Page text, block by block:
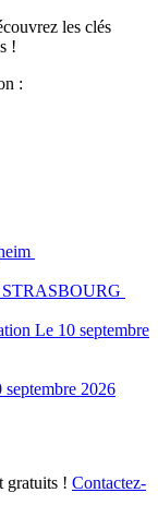
les clés
!
:
STRASBOURG
Le 10 septembre
septembre 2026
gratuits ! Contactez-